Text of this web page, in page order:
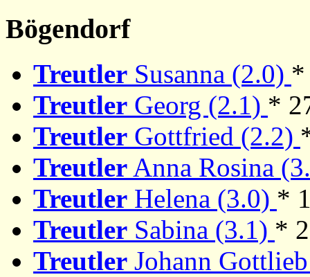
Bögendorf
Treutler Susanna (2.0) *
Treutler Georg (2.1) *
Treutler Gottfried (2.2)
Treutler Anna Rosina
Treutler Helena (3.0) *
Treutler Sabina (3.1) *
Treutler Johann